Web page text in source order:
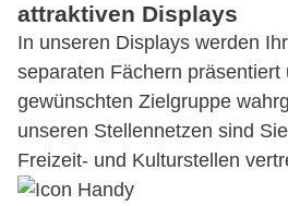
attraktiven Displays
In unseren Displays werden
separaten Fächern präsentiert
gewünschten Zielgruppe
unseren Stellennetzen sind
Freizeit- und Kulturstellen